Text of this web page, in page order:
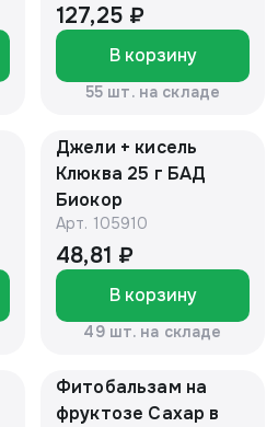
127,25 ₽
В корзину
55 шт. на складе
Джели + кисель
Клюква 25 г БАД
Биокор
Арт. 105910
48,81 ₽
В корзину
49 шт. на складе
Фитобальзам на
фруктозе Сахар в